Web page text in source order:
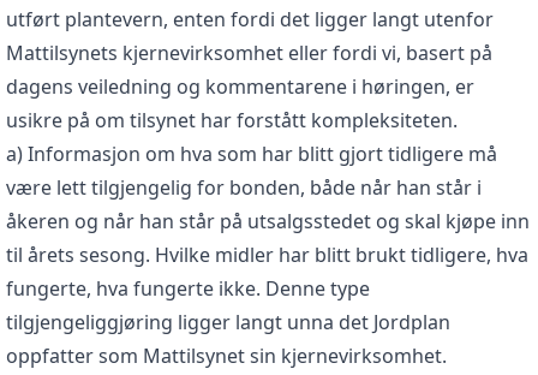
utført plantevern, enten fordi det ligger langt utenfor
Mattilsynets kjernevirksomhet eller fordi vi, basert på
dagens veiledning og kommentarene i høringen, er
usikre på om tilsynet har forstått kompleksiteten.
a) Informasjon om hva som har blitt gjort tidligere må
være lett tilgjengelig for bonden, både når han står i
åkeren og når han står på utsalgsstedet og skal kjøpe inn
til årets sesong. Hvilke midler har blitt brukt tidligere, hva
fungerte, hva fungerte ikke. Denne type
tilgjengeliggjøring ligger langt unna det Jordplan
oppfatter som Mattilsynet sin kjernevirksomhet.